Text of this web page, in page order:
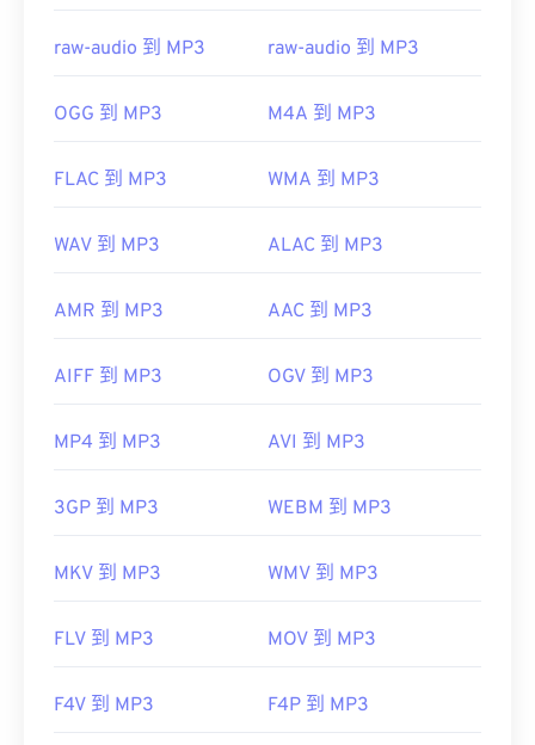
https://mpeg.chiariglione.org/standards/mpeg-
raw-audio 到 MP3 raw-audio 到 MP3
OGG 到 MP3 M4A 到 MP3
FLAC 到 MP3 WMA 到 MP3
WAV 到 MP3 ALAC 到 MP3
AMR 到 MP3 AAC 到 MP3
AIFF 到 MP3 OGV 到 MP3
MP4 到 MP3 AVI 到 MP3
3GP 到 MP3 WEBM 到 MP3
MKV 到 MP3 WMV 到 MP3
FLV 到 MP3 MOV 到 MP3
F4V 到 MP3 F4P 到 MP3